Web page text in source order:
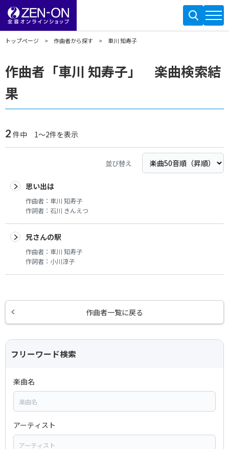
トップページ 作曲者から探す 車川 知寿子
作曲者「車川 知寿子」 楽曲検索結
果
2 件中 1～2件を表示
並び替え
思い出は
作曲者： 車川 知寿子
作詞者： 石川 きんえつ
兄さんの駅
作曲者： 車川 知寿子
作詞者： 小川淳子
作曲者一覧に戻る
フリーワード検索
楽曲名
アーティスト